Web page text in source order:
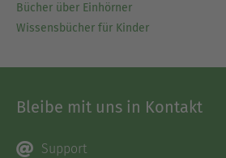
Bücher über Einhörner
Wissensbücher für Kinder
Bleibe mit uns in Kontakt
Support